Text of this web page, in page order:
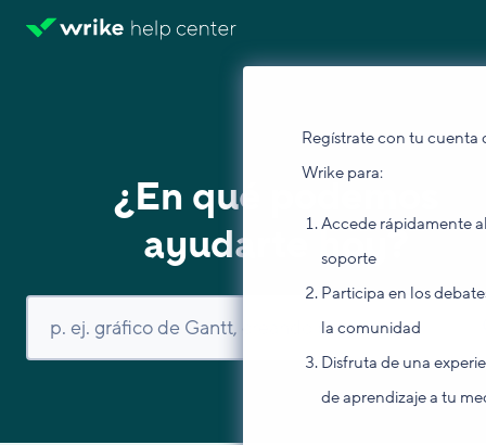
Regístrate con tu cuenta
Wrike para:
Accede rápidamente
soporte
Participa en los
la comunidad
Disfruta de una
de aprendizaje a tu
¿En qué podemos
ayudarte hoy?